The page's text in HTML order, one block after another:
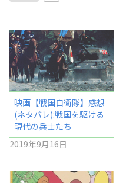
映画【戦国自衛隊】感想
(ネタバレ):戦国を駆ける
現代の兵士たち
2019年9月16日